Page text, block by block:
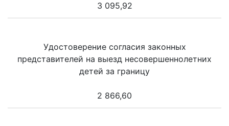
3 095,92
Удостоверение согласия законных
представителей на выезд несовершеннолетних
детей за границу
2 866,60